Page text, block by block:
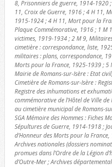
8, Prisonniers de guerre, 1914-1920
11, Croix de Guerre, 1916 ; 4 H 11,
1915-1924 ; 4 H 11, Mort pour la
Plaque Commémorative, 1916 ; 1 M
victimes, 1919-1934 ; 2 M 9,
cimetière : correspondance, liste,
militaires : plans, correspondance,
Morts pour la France, 1925-1939 ; 5
Mairie de Romans-sur-Isère : Etat
Cimetière de Romans-sur-Isère :
Registre des inhumations et
commémorative de l’Hôtel de Ville
au cimetière municipal de Romans-
SGA Mémoire des Hommes : Fiches
Sépultures de Guerre, 1914-1918 ;
d’Honneur des Morts pour la
Archives nationales (dossiers
promues dans l’Ordre de la Légion
d’Outre-Mer ; Archives